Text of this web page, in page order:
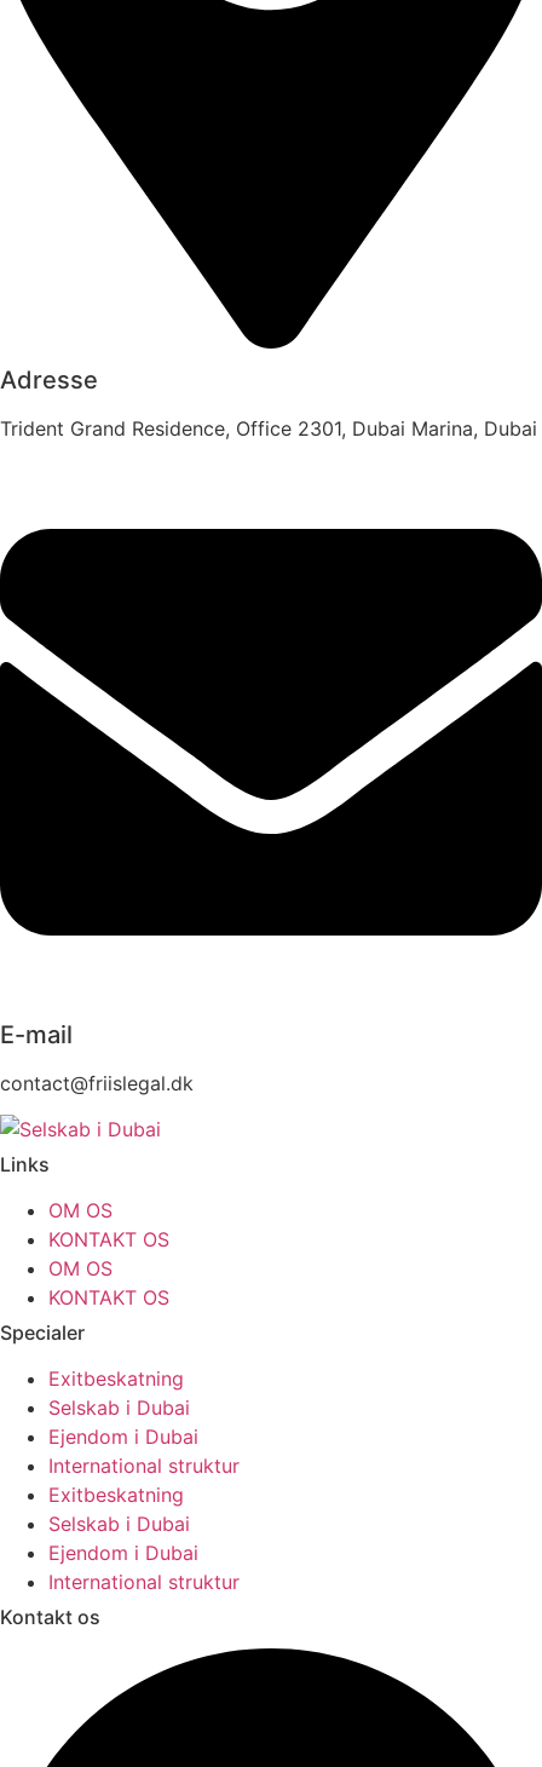
Adresse
Trident Grand Residence, Office 2301, Dubai Marina, Dubai
E-mail
contact@friislegal.dk
Links
OM OS
KONTAKT OS
OM OS
KONTAKT OS
Specialer
Exitbeskatning
Selskab i Dubai
Ejendom i Dubai
International struktur
Exitbeskatning
Selskab i Dubai
Ejendom i Dubai
International struktur
Kontakt os